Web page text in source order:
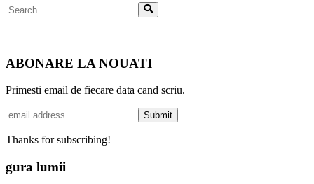
Search
for:
Search
ABONARE LA NOUATI
Primesti email de fiecare data cand scriu.
Thanks for subscribing!
gura lumii